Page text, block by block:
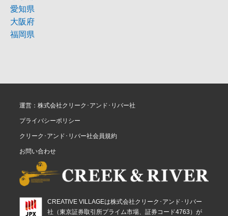
愛知県
大阪府
福岡県
運営：株式会社クリーク･アンド･リバー社
プライバシーポリシー
クリーク･アンド･リバー社会員規約
お問い合わせ
CREATIVE VILLAGEは株式会社クリーク･アンド･リバー
社（東京証券取引所プライム市場、証券コード4763）が